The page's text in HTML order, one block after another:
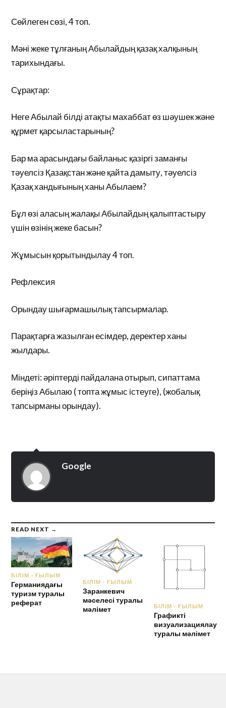
Сөйлеген сөзі, 4 топ.
Мәні жеке тұлғаның Абылайдың қазақ халқының
тарихындағы.
Сұрақтар:
Неге Абылай білді атақты махаббат өз шәушек және
құрмет қарсыластарының?
Бар ма арасындағы байланыс қазіргі заманғы
тәуелсіз Қазақстан және қайта дамыту, тәуелсіз
Қазақ хандығының ханы Абылаем?
Бұл өзі аласың жалақы Абылайдың қалыптастыру
үшін өзінің жеке басын?
Жұмысын қорытындылау 4 топ.
Рефлексия
Орындау шығармашылық тапсырмалар.
Парақтарға жазылған есімдер, деректер ханы
жылдары.
Міндеті: әріптерді пайдалана отырып, сипаттама
беріңіз Абылаю ( топта жұмыс істеуге), (жобалық
тапсырманы орындау).
Google
READ NEXT →
БІЛІМ - ҒЫЛЫМ
Германиядағы
туризм туралы
реферат
БІЛІМ - ҒЫЛЫМ
Заранкевич
мәселесі туралы
мәлімет
БІЛІМ - ҒЫЛЫМ
Графикті
визуализациялау
туралы мәлімет